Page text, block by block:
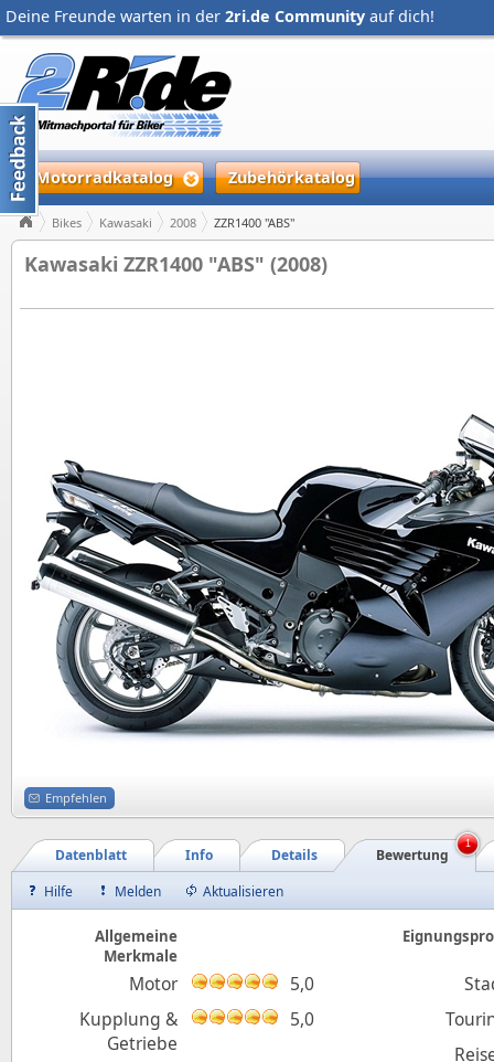
Deine Freunde warten in der 2ri.de Community auf dich!
Motorradkatalog Zubehörkatalog
Bikes Kawasaki 2008 ZZR1400 "ABS"
Kawasaki ZZR1400 "ABS" (2008)
Empfehlen
Bewertung
Details
Info
Datenblatt
1
Hilfe Melden Aktualisieren
Allgemeine
Merkmale
Motor
5,0
Kupplung &
Getriebe
5,0